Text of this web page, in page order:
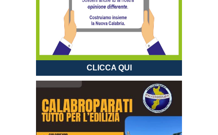
CLICCA QUI